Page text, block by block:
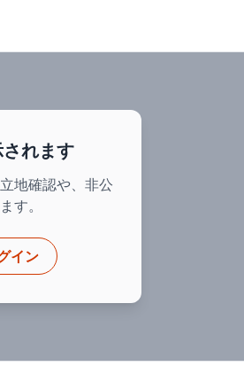
れます
地確認や、非公
す。
イン